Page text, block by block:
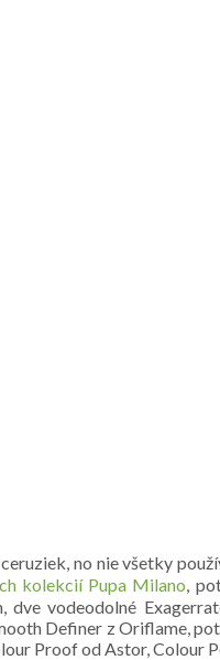
no nie všetky
kolekcií Pupa Milano,
dve vodeodolné
Definer z Oriflame,
Proof od Astor, Colour